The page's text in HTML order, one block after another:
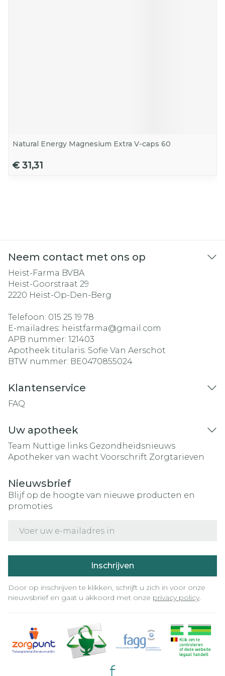
Natural Energy Magnesium Extra V-caps 60
€ 31,31
Neem contact met ons op
Heist-Farma BVBA
Heist-Goorstraat 29
2220 Heist-Op-Den-Berg
Telefoon: 015 25 19 78
E-mailadres: heistfarma@gmail.com
APB nummer: 121403
Apotheek titularis: Sofie Van Aerschot
BTW nummer: BE0470855024
Klantenservice
FAQ
Uw apotheek
Team Nuttige links Gezondheidsnieuws
Apotheker van wacht Voorschrift Zorgtarieven
Nieuwsbrief
Blijf op de hoogte van nieuwe producten en
promoties
Inschrijven
Door op inschrijven te klikken, schrijft u zich in voor onze
nieuwsbrief en gaat u akkoord met onze privacy policy.